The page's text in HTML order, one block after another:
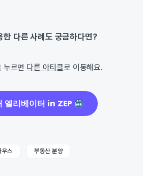
한 다른 사례도 궁금하다면?
누르면 다른 아티클로 이동해요.
엘리베이터 in ZEP
우스 부동산 분양